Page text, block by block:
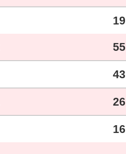
19
55
43
26
16